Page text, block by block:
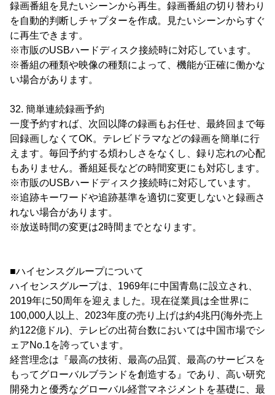
録画番組を見たいシーンから再生。録画番組の切り替わり
を自動的判断しチャプターを作成。見たいシーンからすぐ
に再生できます。
※市販のUSBハードディスク接続時に対応しています。
※番組の種類や映像の種類によって、機能が正確に働かな
い場合があります。
32. 簡単連続録画予約
一度予約すれば、次回以降の録画もお任せ、最終回まで毎
回録画しなくてOK。テレビドラマなどの録画を簡単に行
えます。毎回予約する煩わしさをなくし、録り忘れの心配
もありません。番組延長などの時間変更にも対応します。
※市販のUSBハードディスク接続時に対応しています。
※追跡キーワードや追跡基準を適切に変更しないと録画さ
れない場合があります。
※放送時間の変更は2時間までとなります。
■ハイセンスグループについて
ハイセンスグループは、1969年に中国青島に設立され、
2019年に50周年を迎えました。現在従業員は全世界に
100,000人以上、2023年度の売り上げは約4兆円(海外売上
約122億ドル)、テレビの出荷台数においては中国市場でシ
ェアNo.1を誇っています。
経営理念は『最高の技術、最高の品質、最高のサービスを
もってグローバルブランドを創造する』であり、高い研究
開発力と優秀なグローバル経営マネジメントを基礎に、最